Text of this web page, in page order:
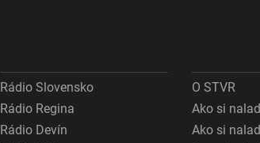
Rádio Slovensko
Rádio Regina
Rádio Devín
O STVR
Ako si
Ako si